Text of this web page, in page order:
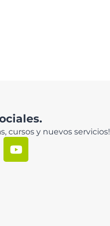
cursos y nuevos servicios!